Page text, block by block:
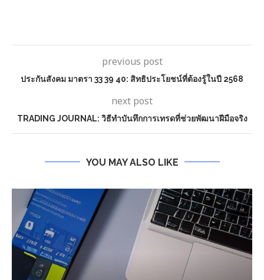
previous post
ประกันสังคม มาตรา 33 39 40: สิทธิประโยชน์ที่ต้องรู้ในปี 2568
next post
TRADING JOURNAL: วิธีทำบันทึกการเทรดที่ช่วยพัฒนาฝีมือจริง
YOU MAY ALSO LIKE